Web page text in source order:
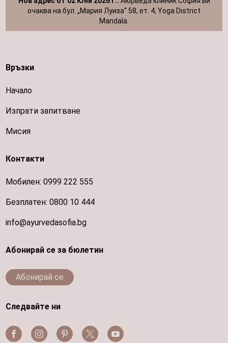
очаква на бул. „Мария Луиза“ 58, ет. 4, Yoga District
Mandala.
Връзки
Начало
Изпрати запитване
Мисия
Контакти
Мобилен:0999 222 555
Безплатен:0800 10 444
info@ayurvedasofia.bg
Абонирай се за бюлетин
Абонирай се
Следвайте ни